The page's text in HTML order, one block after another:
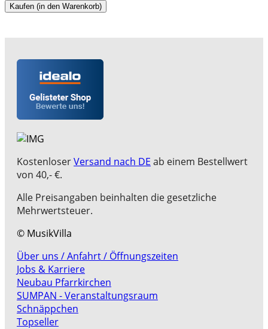
Kaufen (in den Warenkorb)
KostenloserVersand nach DE ab einem Bestellwert
von 40,- €.
Alle Preisangaben beinhalten die gesetzliche
Mehrwertsteuer.
© MusikVilla
Über uns / Anfahrt / Öffnungszeiten
Jobs & Karriere
Neubau Pfarrkirchen
SUMPAN - Veranstaltungsraum
Schnäppchen
Topseller